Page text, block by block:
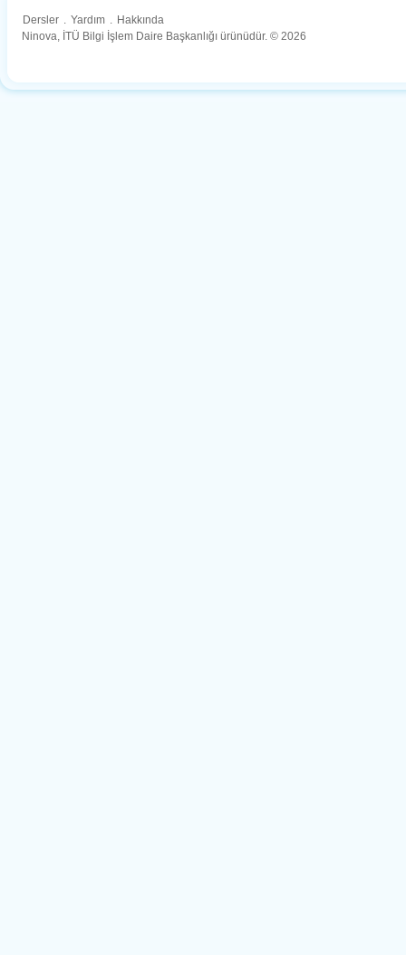
Dersler . Yardım . Hakkında
Ninova, İTÜ Bilgi İşlem Daire Başkanlığı ürünüdür. © 2026